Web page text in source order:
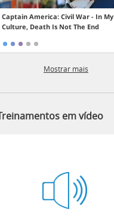
Captain America: Civil War - In My
Culture, Death Is Not The End
Mostrar mais
em vídeo